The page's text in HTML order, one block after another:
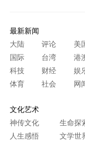
最新新闻
大陆
评论
美
国际
台湾
港
科技
财经
娱
体育
社会 网
文化艺术
神传文化
生命探
人生感悟
文学世